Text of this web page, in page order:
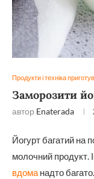
Продукти і техніка
Заморозити
автор Enaterada
Йогурт багатий на
молочний продукт.
вдома надто